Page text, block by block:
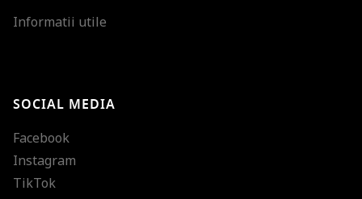
Informatii utile
SOCIAL MEDIA
Facebook
Instagram
TikTok